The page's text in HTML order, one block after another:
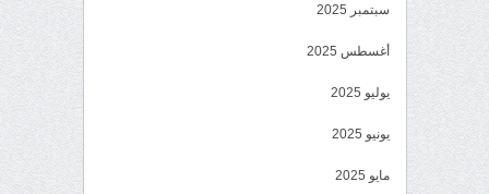
سبتمبر 2025
أغسطس 2025
يوليو 2025
يونيو 2025
مايو 2025